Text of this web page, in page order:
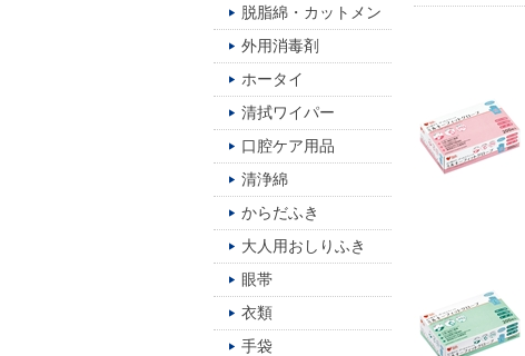
脱脂綿・カットメン
外用消毒剤
ホータイ
清拭ワイパー
口腔ケア用品
清浄綿
からだふき
大人用おしりふき
眼帯
衣類
手袋